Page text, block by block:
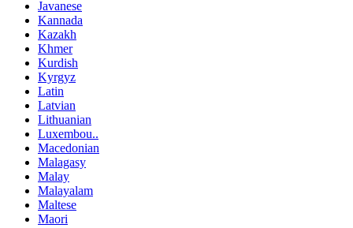
Javanese
Kannada
Kazakh
Khmer
Kurdish
Kyrgyz
Latin
Latvian
Lithuanian
Luxembou..
Macedonian
Malagasy
Malay
Malayalam
Maltese
Maori